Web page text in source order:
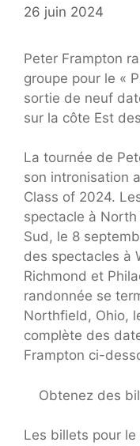
26 juin 2024
Peter Frampton
groupe pour le «
sortie de neuf
sur la côte Est
La tournée de
son intronisation
Class of 2024.
spectacle à
Sud, le 8
des spectacles à
Richmond et
randonnée se
Northfield, Ohio,
complète des
Frampton ci-
Obtenez des
Les billets pour le